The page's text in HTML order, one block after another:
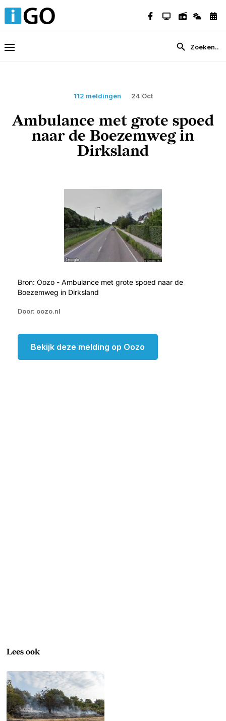
112 meldingen 24 Oct
Ambulance met grote spoed
naar de Boezemweg in
Dirksland
Bron: Oozo - Ambulance met grote spoed naar de
Boezemweg in Dirksland
Door: oozo.nl
Bekijk deze melding op Oozo
Lees ook